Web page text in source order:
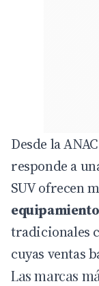
Desde la
responde a
SUV ofrecen
equipamiento
tradicionales
cuyas ventas
Las marcas